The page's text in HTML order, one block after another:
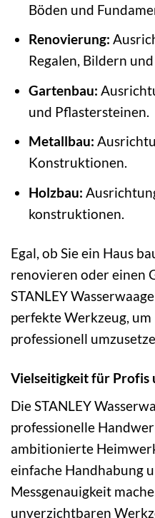
Böden und
Renovierung:
Regalen, Bildern
Gartenbau:
und Pflastersteinen.
Metallbau:
Konstruktionen.
Holzbau:
konstruktionen.
Egal, ob Sie ein Haus
renovieren oder einen
STANLEY
perfekte Werkzeug,
professionell
Vielseitigkeit für Profis
Die STANLEY
professionelle
ambitionierte
einfache Handhabung
Messgenauigkeit
unverzichtbaren